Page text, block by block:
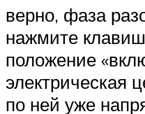
верно, фаза
нажмите
положение
электрическая
по ней уже